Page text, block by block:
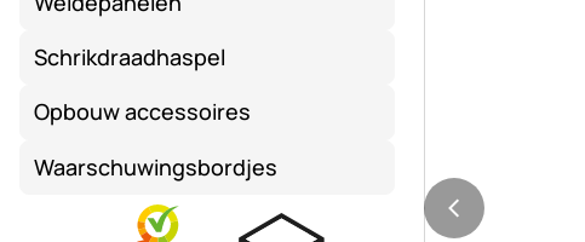
Schrikdraadhaspel
Opbouw accessoires
Waarschuwingsbordjes